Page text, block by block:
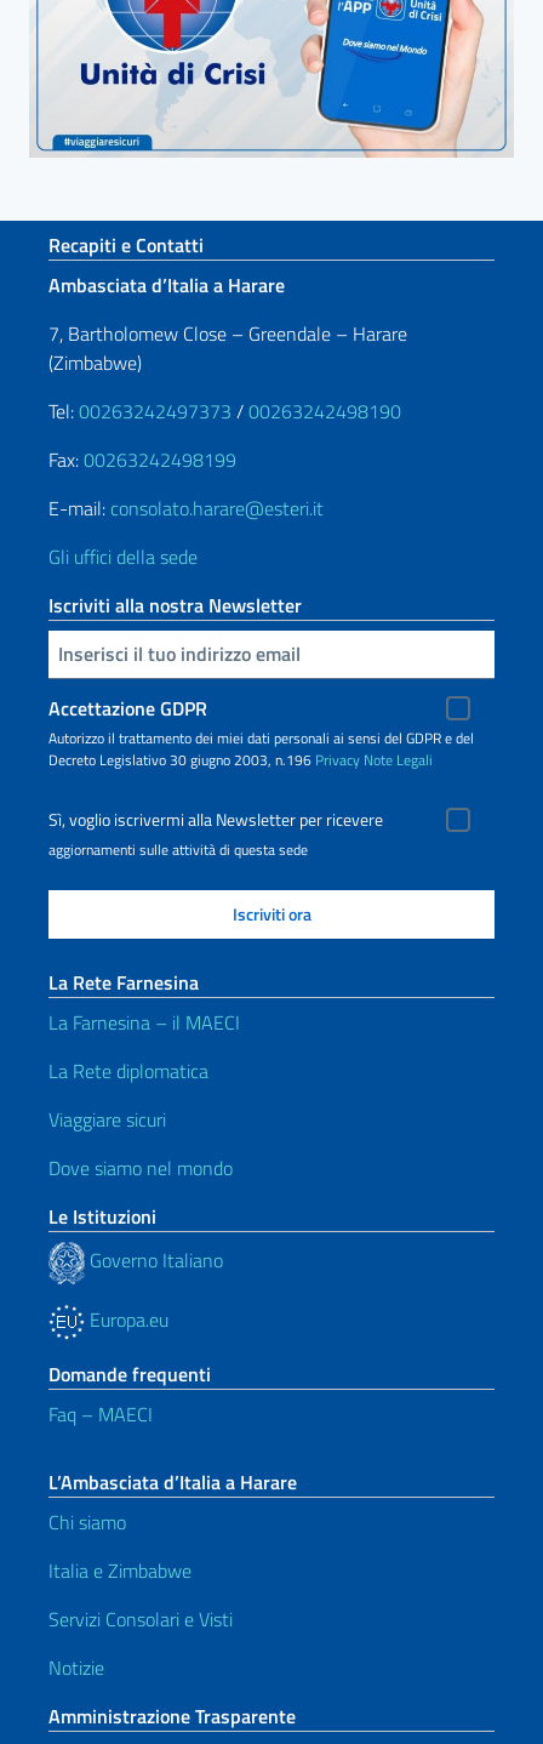
Sezione footer
Recapiti e Contatti
Ambasciata d’Italia a Harare
7, Bartholomew Close – Greendale – Harare
(Zimbabwe)
Tel:00263242497373 /00263242498190
Fax:00263242498199
E-mail: consolato.harare@esteri.it
Gli uffici della sede
Iscriviti alla nostra Newsletter
Inserisci la tua email
Accettazione GDPR
Autorizzo il trattamento dei miei dati personali ai sensi del GDPR e del
Decreto Legislativo 30 giugno 2003, n.196 Privacy Note Legali
Sì, voglio iscrivermi alla Newsletter per ricevere
aggiornamenti sulle attività di questa sede
La Rete Farnesina
La Farnesina – il MAECI
La Rete diplomatica
Viaggiare sicuri
Dove siamo nel mondo
Le Istituzioni
Governo Italiano
Europa.eu
Domande frequenti
Faq – MAECI
L’Ambasciata d’Italia a Harare
Chi siamo
Italia e Zimbabwe
Servizi Consolari e Visti
Notizie
Amministrazione Trasparente